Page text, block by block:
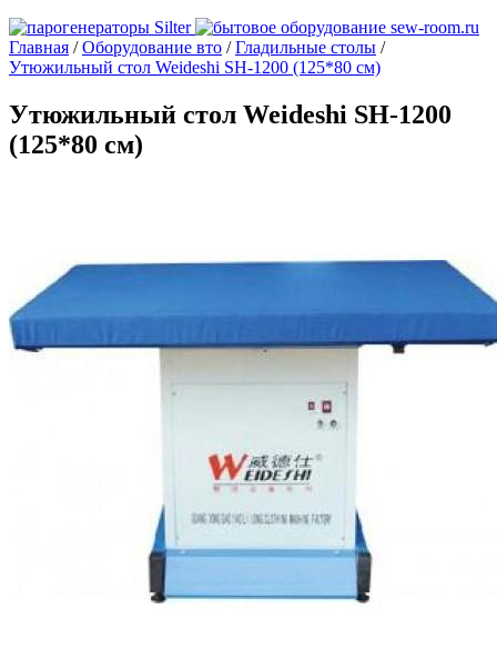
Главная /Оборудование вто /Гладильные столы /
Утюжильный стол Weideshi SH-1200 (125*80 см)
Утюжильный стол Weideshi SH-1200
(125*80 см)